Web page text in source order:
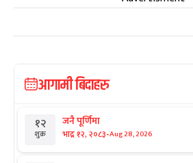
आगामी बिदाहरु
१२
शुक्र
जनै पूर्णिमा
भाद्र १२, २०८३-Aug 28, 2026